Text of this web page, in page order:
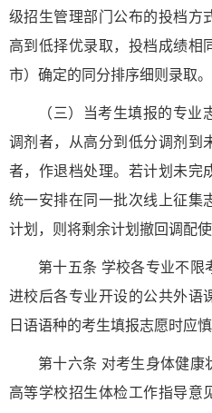
级招生管理部门公布的投档方
高到低择优录取，投档成绩相
市）确定的同分排序细则录取。
（三）当考生填报的专
调剂者，从高分到低分调剂到
者，作退档处理。若计划未完
统一安排在同一批次线上征集
计划，则将剩余计划撤回调配使
第十五条 学校各专业不限
进校后各专业开设的公共外语
日语语种的考生填报志愿时应慎
第十六条 对考生身体健康
高等学校招生体检工作指导意